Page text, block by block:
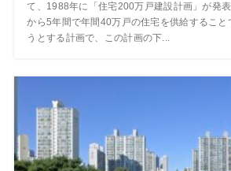
て、1988年に「住宅200万戸建設計画」が発
から5年間で年間40万戸の住宅を供給すること
うとする計画で、この計画の下...